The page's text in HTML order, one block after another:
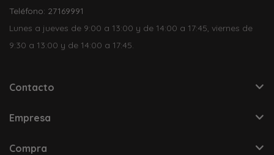
Teléfono: 27169991
Lunes a jueves de 9:00 a 13:00 y de 14:00 a 17:45, viernes de
9:30 a 13:00 y de 14:00 a 17:45.
Contacto
Empresa
Compra